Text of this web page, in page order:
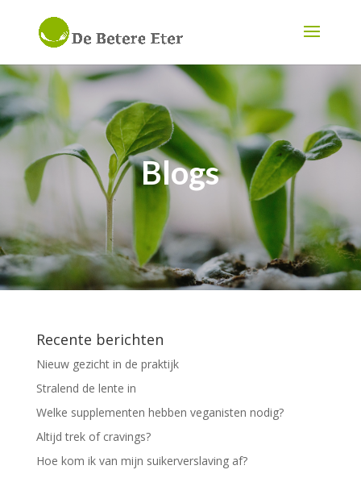
Blogs
Recente berichten
Nieuw gezicht in de praktijk
Stralend de lente in
Welke supplementen hebben veganisten nodig?
Altijd trek of cravings?
Hoe kom ik van mijn suikerverslaving af?